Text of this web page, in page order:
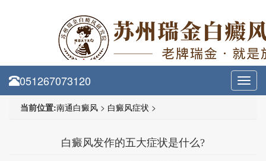
051267073120
当前位置:南通白癜风 > 白癜风症状 >
白癜风发作的五大症状是什么?